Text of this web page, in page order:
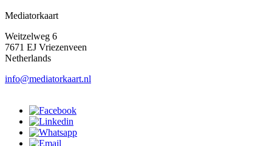
Mediatorkaart
Weitzelweg 6
7671 EJ Vriezenveen
Netherlands
info@mediatorkaart.nl